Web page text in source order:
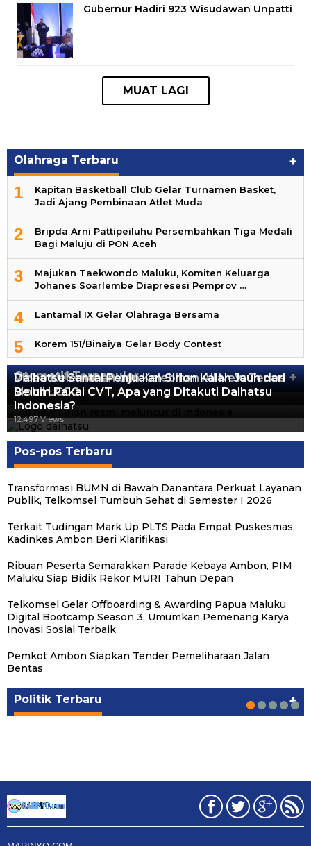
Gubernur Hadiri 923 Wisudawan Unpatti
Olahraga Terbaru +
1
Kapitan Basketball Club Gelar Turnamen Basket,
Jadi Ajang Pembinaan Atlet Muda
2
Bripda Arni Pattipeiluhu Persembahkan Tiga Medali
Bagi Maluju di PON Aceh
3
Majukan Taekwondo Maluku, Komiten Keluarga
Johanes Soarlembe Diapresesi Pemprov …
4 Lantamal IX Gelar Olahraga Bersama
5 Korem 151/Binaiya Gelar Body Contest
Otomotif Terpopuler +
Video Kelemahan dan Kelebihan All New Terios
13.422 Views
Daihatsu Santai Penjualan Sirion Kalah Jauh dari
Mobil LCGC
12.557 Views
Belum Pakai CVT, Apa yang Ditakuti Daihatsu
Indonesia?
12.497 Views
Pos-pos Terbaru
Transformasi BUMN di Bawah Danantara Perkuat Layanan
Publik, Telkomsel Tumbuh Sehat di Semester I 2026
Terkait Tudingan Mark Up PLTS Pada Empat Puskesmas,
Kadinkes Ambon Beri Klarifikasi
Ribuan Peserta Semarakkan Parade Kebaya Ambon, PIM
Maluku Siap Bidik Rekor MURI Tahun Depan
Telkomsel Gelar Offboarding & Awarding Papua Maluku
Digital Bootcamp Season 3, Umumkan Pemenang Karya
Inovasi Sosial Terbaik
Pemkot Ambon Siapkan Tender Pemeliharaan Jalan
Bentas
Politik Terbaru +
Michael Wattimena : Blok Masela Mulai
Politik | Juni 24, 2026
Putra Maluku Pimpin Penegakan Hukum ESDM,
Politik | Juni 24, 2026
Milad ke-24 PKS Maluku, Ratusan Warga
Politik | Mei 17, 2026
PKS Targetkan Peningkatan Kursi Legislatif
Politik | Agustus 24, 2025
Gubernur Maluku Harap PKS Terus
Politik | Agustus 24, 2025